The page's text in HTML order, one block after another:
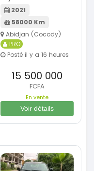
2021
58000 Km
Abidjan (Cocody)
PRO
Posté il y a 16 heures
15 500 000
FCFA
En vente
Voir détails